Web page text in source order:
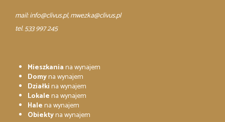
mail:info@clivus.pl, mwezka@clivus.pl
tel. 533 997 245
Mieszkaniana wynajem
Domyna wynajem
Działkina wynajem
Lokalena wynajem
Halena wynajem
Obiektyna wynajem